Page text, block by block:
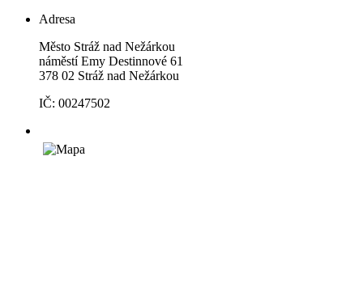
Adresa
Město Stráž nad Nežárkou
náměstí Emy Destinnové 61
378 02 Stráž nad Nežárkou
IČ: 00247502